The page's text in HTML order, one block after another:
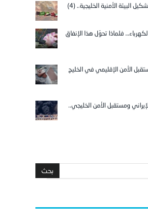
البيئة الأمنية الخليجية.. (4)
الكهرباء… فلماذا تحوّل هذا الإنفاق
الأمن الإقليمي في الخليج
ومستقبل الأمن الخليجي..